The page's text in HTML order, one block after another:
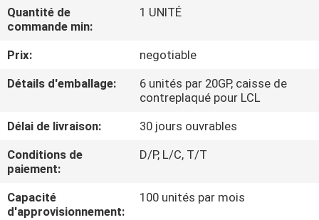
VISITE
D'USINE
CONTRÔLE
QUALITÉ
CONTACTEZ-
NOUS
Quantité de
commande min:
1 UNITÉ
Prix:
negotiable
Détails d'emballage:
6 unités par 20GP, caisse de
contreplaqué pour LCL
Délai de livraison:
30 jours ouvrables
Conditions de
paiement:
D/P, L/C, T/T
Capacité
d'approvisionnement:
100 unités par mois